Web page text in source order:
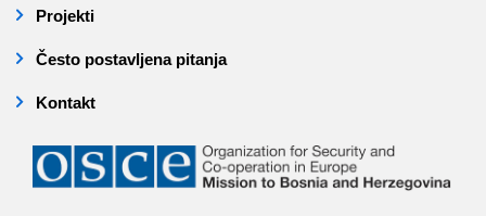
Projekti
Često postavljena pitanja
Kontakt